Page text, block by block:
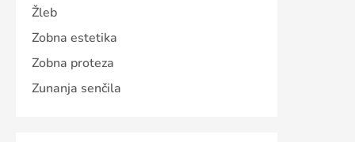
Žleb
Zobna estetika
Zobna proteza
Zunanja senčila